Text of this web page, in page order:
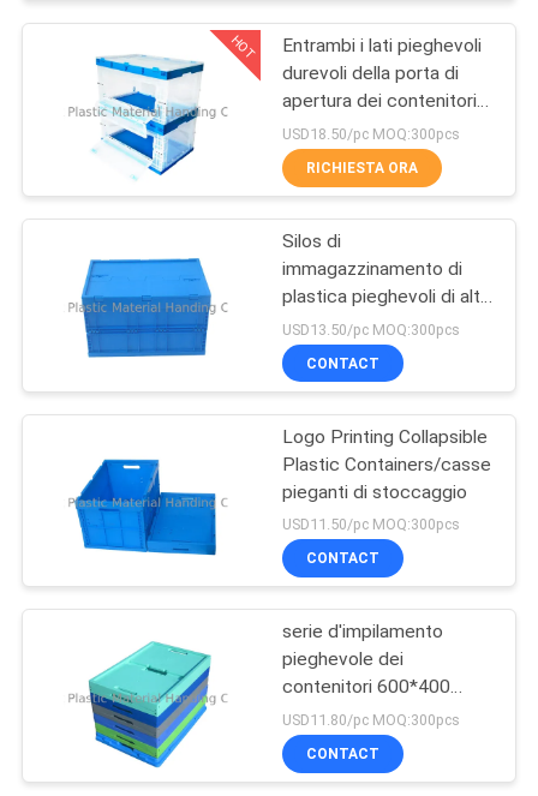
VISITA
FABBRICA
CONTROLLO
QUALITÀ
CONTATTACI
RICHIEDI
UN
PREVENTIVO
MAPPA
SITO
PRIVACY
POLICY
Carrello
commovente di
plastica
Recipienti di plastica
pieghevoli
Gabbie di plastica di
verdura e della
frutta
55
HOT
Entrambi i lati pieghevoli
durevoli della porta di
apertura dei contenitori
del vergine pp
USD18.50/pc MOQ:300pcs
RICHIESTA ORA
Silos di
immagazzinamento di
plastica pieghevoli di alta
durevolezza per
trasporto
USD13.50/pc MOQ:300pcs
CONTACT
Logo Printing Collapsible
Plastic Containers/casse
pieganti di stoccaggio
USD11.50/pc MOQ:300pcs
CONTACT
serie d'impilamento
pieghevole dei
contenitori 600*400
millimetro del vergine pp
di capacità di carico
30kgs
USD11.80/pc MOQ:300pcs
CONTACT